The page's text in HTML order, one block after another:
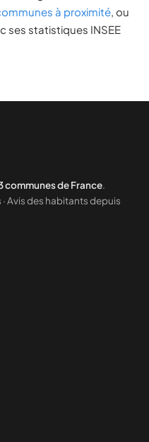
à proximité, ou
ses statistiques INSEE
communes de France.
Avis des habitants depuis